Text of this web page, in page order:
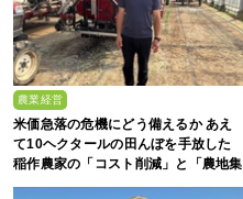
農業経営
米価急落の危機にどう備えるか あえ
て10ヘクタールの田んぼを手放した
稲作農家の「コスト削減」と「農地集
約」